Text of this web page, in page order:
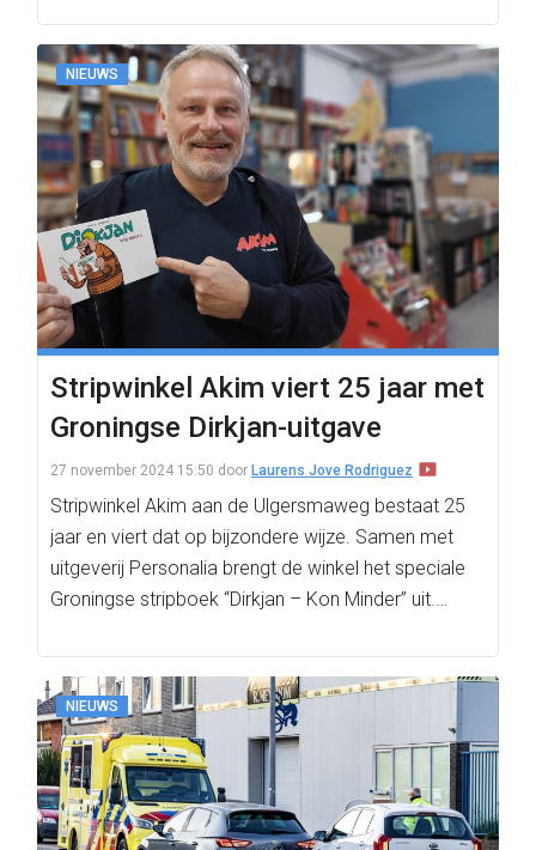
NIEUWS
Stripwinkel Akim viert 25 jaar met
Groningse Dirkjan-uitgave
27 november 2024 15:50 door Laurens Jove Rodriguez
Stripwinkel Akim aan de Ulgersmaweg bestaat 25
jaar en viert dat op bijzondere wijze. Samen met
uitgeverij Personalia brengt de winkel het speciale
Groningse stripboek “Dirkjan – Kon Minder” uit.…
NIEUWS